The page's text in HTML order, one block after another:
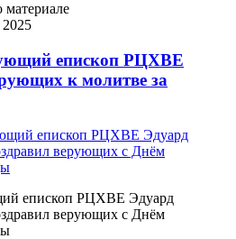
епископ РЦХВЕ
к молитве за
епископ РЦХВЕ Эдуард
верующих с Днём